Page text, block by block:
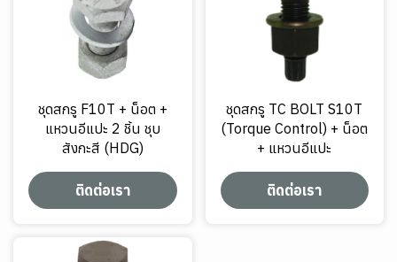
ชุดสกรู F10T + น็อต +
แหวนอีแปะ 2 ชิ้น ชุบ
สังกะสี (HDG)
ติดต่อเรา
ชุดสกรู TC BOLT S10T
(Torque Control) + น็อต
+ แหวนอีแปะ
ติดต่อเรา